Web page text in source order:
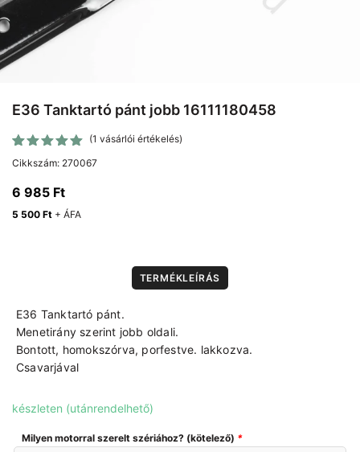
E36 Tanktartó pánt jobb 16111180458
Értékelés
5.00az
1
értékelés
(1 vásárlói értékelés)
Cikkszám: 270067
6 985 Ft
5 500 Ft + ÁFA
TERMÉKLEÍRÁS
E36 Tanktartó pánt.
Menetirány szerint jobb oldali.
Bontott, homokszórva, porfestve. lakkozva.
Csavarjával
készleten (utánrendelhető)
Milyen motorral szerelt szériához? (kötelező) *